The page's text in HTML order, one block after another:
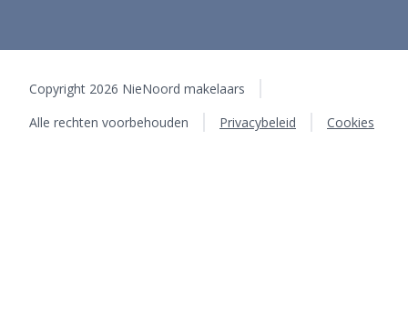
Copyright 2026 NieNoord makelaars
Alle rechten voorbehouden
Privacybeleid Cookies